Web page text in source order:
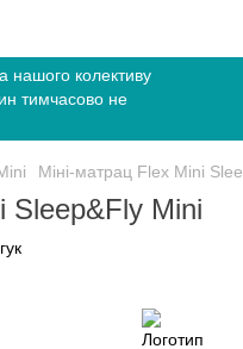
нашого колективу
тимчасово не
Міні-матрац Flex Mini
Sleep&Fly Mini